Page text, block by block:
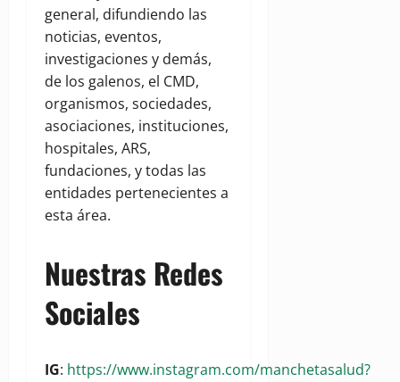
general, difundiendo las
noticias, eventos,
investigaciones y demás,
de los galenos, el CMD,
organismos, sociedades,
asociaciones, instituciones,
hospitales, ARS,
fundaciones, y todas las
entidades pertenecientes a
esta área.
Nuestras Redes
Sociales
IG: https://www.instagram.com/manchetasalud?